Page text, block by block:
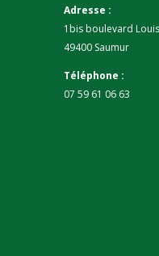
Adresse :
1bis boulevard
49400 Saumur
Téléphone :
07 59 61 06 63